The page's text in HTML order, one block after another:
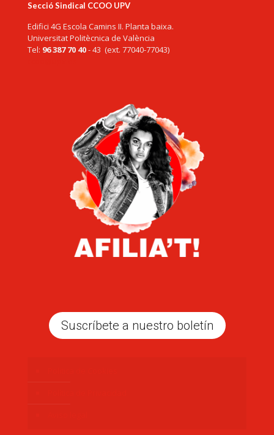
Secció Sindical CCOO UPV
Edifici 4G Escola Camins II. Planta baixa.
Universitat Politècnica de València
Tel: 96 387 70 40- 43 (ext. 77040-77043)
Suscríbete a nuestro boletín